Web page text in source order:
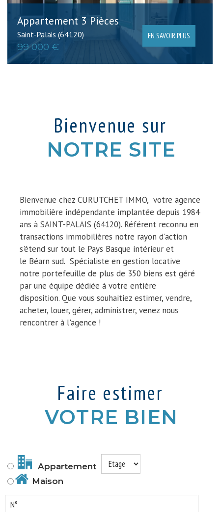
Appartement 3 Pièces
Saint-Palais (64120)
99 000 €
EN SAVOIR PLUS
Bienvenue sur
NOTRE SITE
Bienvenue chez CURUTCHET IMMO, votre agence
immobilière indépendante implantée depuis 1984
ans à SAINT-PALAIS (64120). Référent reconnu en
transactions immobilières notre rayon d'action
s'étend sur tout le Pays Basque intérieur et
le Béarn sud. Spécialiste en gestion locative
notre portefeuille de plus de 350 biens est géré
par une équipe dédiée à votre entière
disposition. Que vous souhaitiez estimer, vendre,
acheter, louer, gérer, administrer, venez nous
rencontrer à l'agence !
Faire estimer
VOTRE BIEN
Appartement
Maison